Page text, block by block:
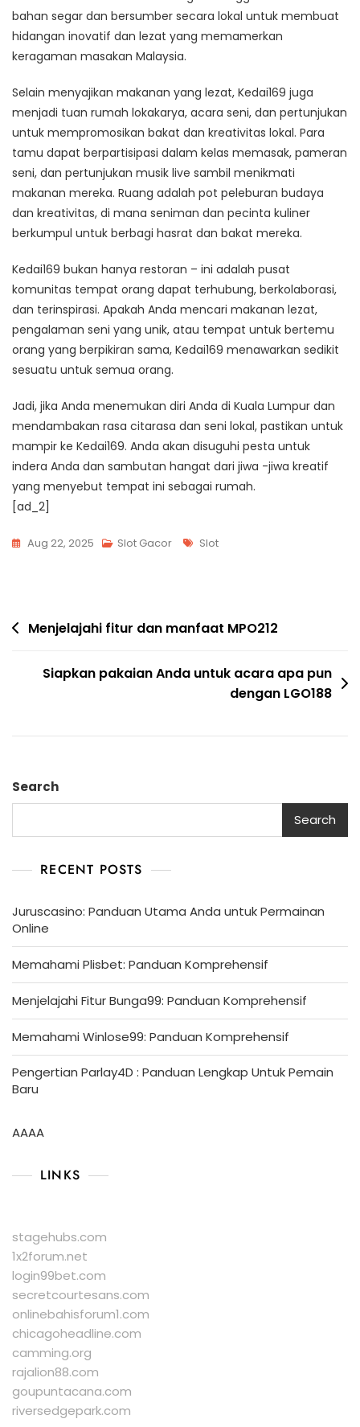
bahan segar dan bersumber secara lokal untuk membuat
hidangan inovatif dan lezat yang memamerkan
keragaman masakan Malaysia.
Selain menyajikan makanan yang lezat, Kedai169 juga
menjadi tuan rumah lokakarya, acara seni, dan pertunjukan
untuk mempromosikan bakat dan kreativitas lokal. Para
tamu dapat berpartisipasi dalam kelas memasak, pameran
seni, dan pertunjukan musik live sambil menikmati
makanan mereka. Ruang adalah pot peleburan budaya
dan kreativitas, di mana seniman dan pecinta kuliner
berkumpul untuk berbagi hasrat dan bakat mereka.
Kedai169 bukan hanya restoran – ini adalah pusat
komunitas tempat orang dapat terhubung, berkolaborasi,
dan terinspirasi. Apakah Anda mencari makanan lezat,
pengalaman seni yang unik, atau tempat untuk bertemu
orang yang berpikiran sama, Kedai169 menawarkan sedikit
sesuatu untuk semua orang.
Jadi, jika Anda menemukan diri Anda di Kuala Lumpur dan
mendambakan rasa citarasa dan seni lokal, pastikan untuk
mampir ke Kedai169. Anda akan disuguhi pesta untuk
indera Anda dan sambutan hangat dari jiwa -jiwa kreatif
yang menyebut tempat ini sebagai rumah.
[ad_2]
Aug 22, 2025 Slot Gacor Tags
Slot
PostMenjelajahi fitur dan manfaat MPO212
Siapkan pakaian Anda untuk acara apa pun
dengan LGO188
Search
Search
RECENT POSTS
Juruscasino: Panduan Utama Anda untuk Permainan
Online
Memahami Plisbet: Panduan Komprehensif
Menjelajahi Fitur Bunga99: Panduan Komprehensif
Memahami Winlose99: Panduan Komprehensif
Pengertian Parlay4D : Panduan Lengkap Untuk Pemain
Baru
AAAA
LINKS
stagehubs.com
1x2forum.net
login99bet.com
secretcourtesans.com
onlinebahisforum1.com
chicagoheadline.com
camming.org
rajalion88.com
goupuntacana.com
riversedgepark.com